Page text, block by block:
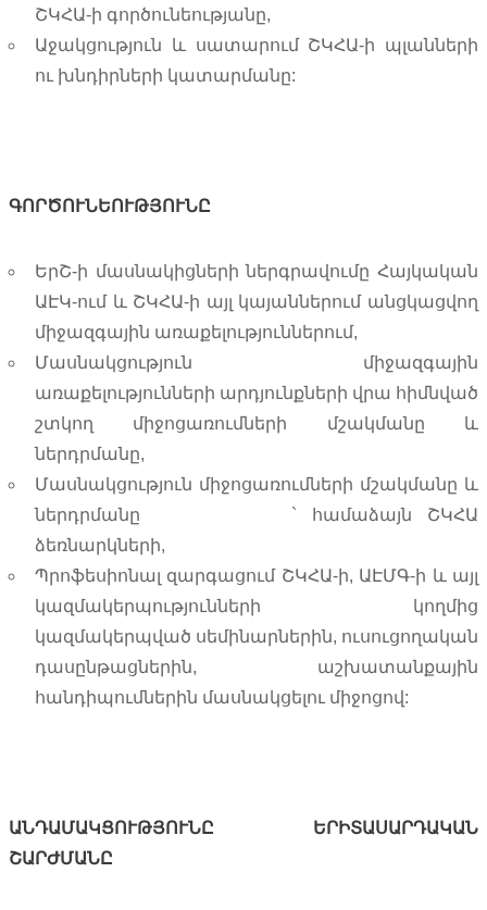
ՇԿՀԱ-ի գործունեությանը,
Աջակցություն և սատարում ՇԿՀԱ-ի պլանների
ու խնդիրների կատարմանը:
ԳՈՐԾՈՒՆԵՈՒԹՅՈՒՆԸ
ԵրՇ-ի մասնակիցների ներգրավումը Հայկական
ԱԷԿ-ում և ՇԿՀԱ-ի այլ կայաններում անցկացվող
միջազգային առաքելություններում,
Մասնակցություն միջազգային
առաքելությունների արդյունքների վրա հիմնված
շտկող միջոցառումների մշակմանը և
ներդրմանը,
Մասնակցություն միջոցառումների մշակմանը և
ներդրմանը ` համաձայն ՇԿՀԱ
ձեռնարկների,
Պրոֆեսիոնալ զարգացում ՇԿՀԱ-ի, ԱԷՄԳ-ի և այլ
կազմակերպությունների կողմից
կազմակերպված սեմինարներին, ուսուցողական
դասընթացներին, աշխատանքային
հանդիպումներին մասնակցելու միջոցով:
ԱՆԴԱՄԱԿՑՈՒԹՅՈՒՆԸ ԵՐԻՏԱՍԱՐԴԱԿԱՆ
ՇԱՐԺՄԱՆԸ